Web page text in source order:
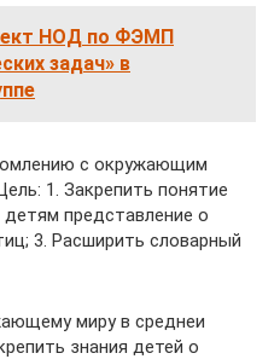
НОД по ФЭМП
задач» в
с окружающим
1. Закрепить понятие
представление о
3. Расширить словарный
миру в среднеи
знания детей о